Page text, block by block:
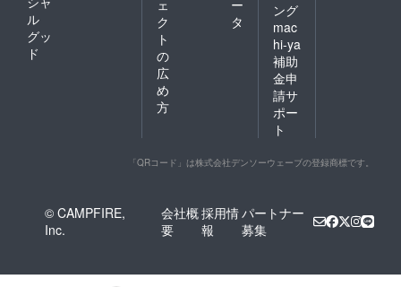
ル
グッ
ド
ェ
ク
ト
の
広
め
方
ー
タ
ング
mac
hi-ya
補助
金申
請サ
ポー
ト
「QRコード」は株式会社デンソーウェーブの登録商標です。
© CAMPFIRE,
Inc.
会社概
要
採用情
報
パートナー
募集